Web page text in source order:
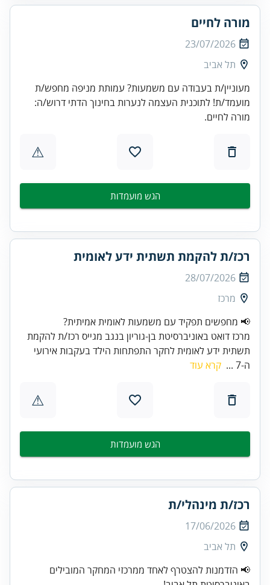
מורה לחיים
23/07/2026
תל אביב
מעוניין/ת בעבודה עם משמעות? עמותת מניפה מחפש/ת
מועמד/ת! לתוכנית העצמה לנערות בחינוך הדתי דרוש/ה:
מורה לחיים.
⚠
הגש מועמדות
רכז/ת להקמת תשתית ידע לאומית
28/07/2026
מרכז
📢 מחפשים תפקיד עם משמעות לאומית אמיתית?
מרכז דואט באוניברסיטת בן-גוריון בנגב מגייס רכז/ת להקמת
תשתית ידע לאומית לחקר התפתחות הילד בעקבות אירועי
ה-7 ...
קרא עוד
⚠
הגש מועמדות
רכז/ת מינהלי/ת
17/06/2026
תל אביב
📢 הזדמנות להצטרף לאחד ממרכזי המחקר המובילים